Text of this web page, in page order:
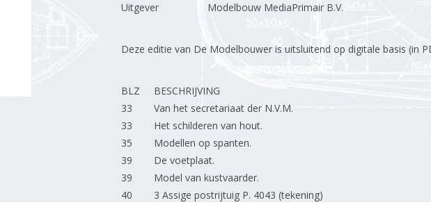
Uitgever
Modelbouw MediaPrimair B.V.
Deze editie van De Modelbouwer is uitsluitend op digitale basis (in
BLZ BESCHRIJVING
33
Van het secretariaat der N.V.M.
33
Het schilderen van hout.
35
Modellen op spanten.
39
De voetplaat.
39
Model van kustvaarder.
40
3 Assige postrijtuig P. 4043 (tekening)